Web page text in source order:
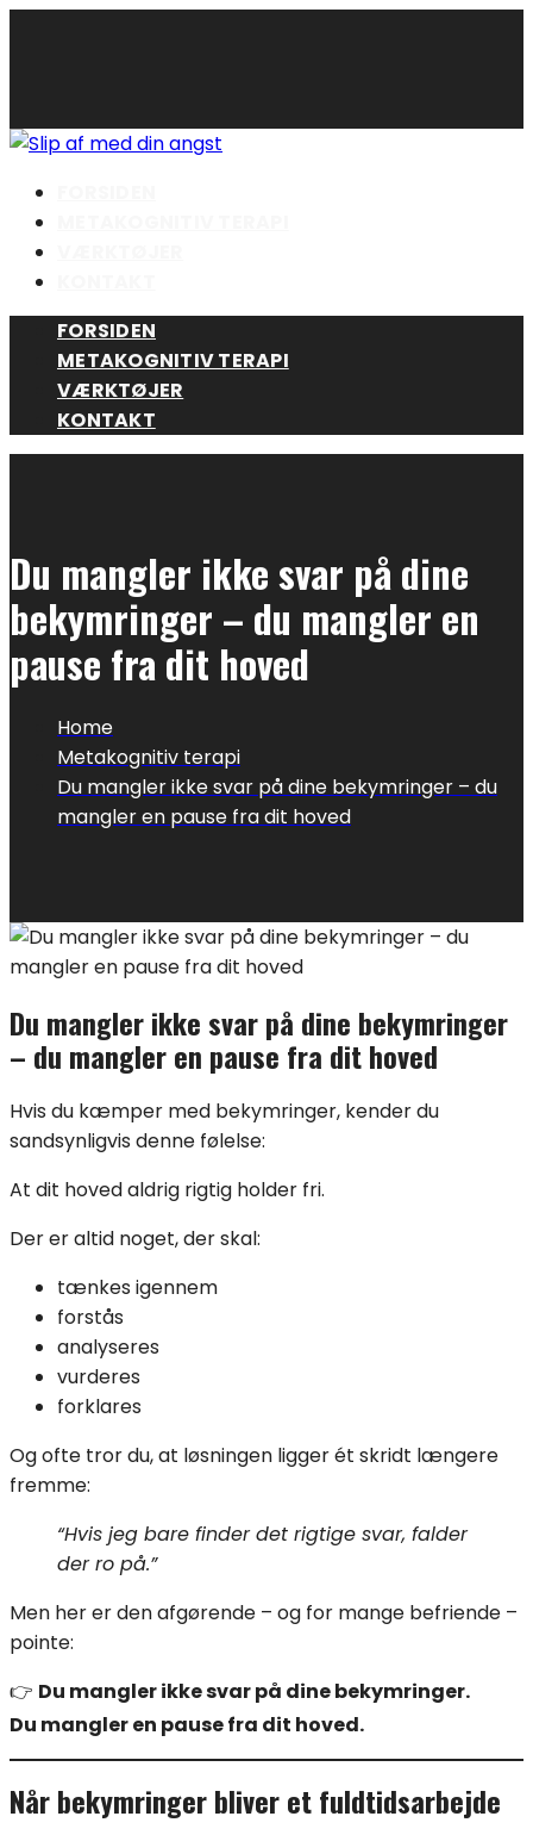
FORSIDEN
METAKOGNITIV TERAPI
VÆRKTØJER
KONTAKT
Du mangler ikke svar på dine
bekymringer – du mangler en
pause fra dit hoved
Home
Metakognitiv terapi
Du mangler ikke svar på dine bekymringer – du
mangler en pause fra dit hoved
Du mangler ikke svar på dine bekymringer
– du mangler en pause fra dit hoved
Hvis du kæmper med bekymringer, kender du
sandsynligvis denne følelse:
At dit hoved aldrig rigtig holder fri.
Der er altid noget, der skal:
tænkes igennem
forstås
analyseres
vurderes
forklares
Og ofte tror du, at løsningen ligger ét skridt længere
fremme:
“Hvis jeg bare finder det rigtige svar, falder
der ro på.”
Men her er den afgørende – og for mange befriende –
pointe:
👉 Du mangler ikke svar på dine bekymringer.
Du mangler en pause fra dit hoved.
Når bekymringer bliver et fuldtidsarbejde